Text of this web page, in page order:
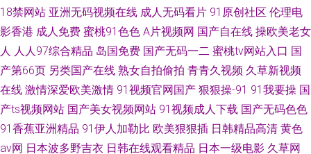
18禁网站 亚洲无码视频在线 成人无码看片 91原创社区 伦理电
影香港 成人免费 蜜桃91色色 A片视频网 国产自在线 操欧美老女
人 人人97综合精品 岛国免费 国产无码一二 蜜桃tv网站入口 国
产第66页 另类国产在线 熟女自拍偷拍 青青久视频 久草新视频
在线 激情深爱欧美激情 91视频官网国产 狠狠操-91 91我要操 国
产ts视频网站 国产美女视频网站 91视频成人下载 国产无码色色
91香蕉亚洲精品 91伊人加勒比 欧美狠狠插 日韩精品高清 黄色
av网 日本波多野吉衣 日韩在线观看精品 日本一级电影 久草网